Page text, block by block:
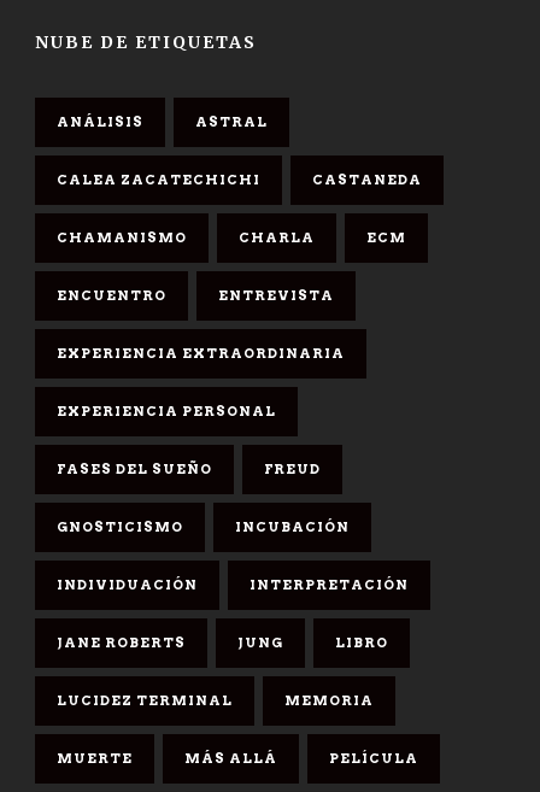
NUBE DE ETIQUETAS
ANÁLISIS ASTRAL
CALEA ZACATECHICHI CASTANEDA
CHAMANISMO CHARLA ECM
ENCUENTRO ENTREVISTA
EXPERIENCIA EXTRAORDINARIA
EXPERIENCIA PERSONAL
FASES DEL SUEÑO FREUD
GNOSTICISMO INCUBACIÓN
INDIVIDUACIÓN INTERPRETACIÓN
JANE ROBERTS JUNG LIBRO
LUCIDEZ TERMINAL MEMORIA
MUERTE MÁS ALLÁ PELÍCULA